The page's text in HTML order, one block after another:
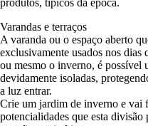
Varandas e terraços
A varanda ou o espaço aberto
exclusivamente usados nos dias
ou mesmo o inverno, é possível
devidamente isoladas,
a luz entrar.
Crie um jardim de inverno e vai
potencialidades que esta divisão